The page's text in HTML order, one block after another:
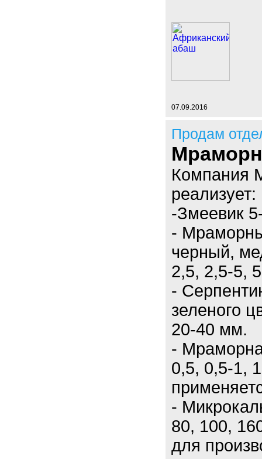
07.09.2016
Продам
Компания
реализует:
-Змеевик
-
черный,
2,5, 2,5-5,
-
зеленого
20-40 мм.
-
0,5, 0,5-1,
-
80, 100,
для